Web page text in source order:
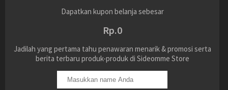
Dapatkan kupon belanja sebesar
Rp.0
Jadilah yang pertama tahu penawaran menarik & promosi serta
berita terbaru produk-produk di Sideomme Store